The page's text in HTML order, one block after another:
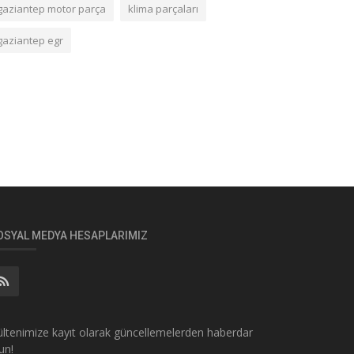
motor parça klima parçaları
egr
MEDYA HESAPLARIMIZ
kayıt olarak güncellemelerden haberdar